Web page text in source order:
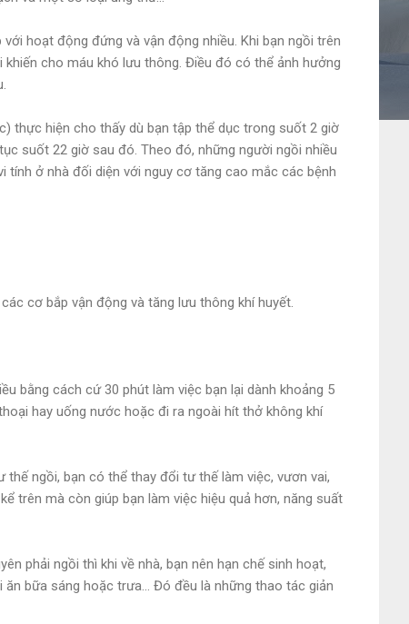
hoạt động đứng và vận động nhiều. Khi bạn ngồi trên
cho máu khó lưu thông. Điều đó có thể ảnh hưởng
thực hiện cho thấy dù bạn tập thể dục trong suốt 2 giờ
suốt 22 giờ sau đó. Theo đó, những người ngồi nhiều
ở nhà đối diện với nguy cơ tăng cao mắc các bệnh
cơ bắp vận động và tăng lưu thông khí huyết.
bằng cách cứ 30 phút làm việc bạn lại dành khoảng 5
hay uống nước hoặc đi ra ngoài hít thở không khí
ngồi, bạn có thể thay đổi tư thế làm việc, vươn vai,
trên mà còn giúp bạn làm việc hiệu quả hơn, năng suất
phải ngồi thì khi về nhà, bạn nên hạn chế sinh hoạt,
bữa sáng hoặc trưa... Đó đều là những thao tác giản